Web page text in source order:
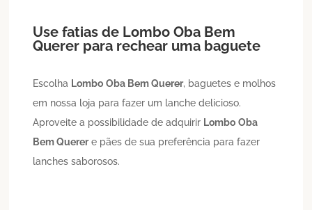
Use fatias de Lombo Oba Bem
Querer para rechear uma baguete
Escolha Lombo Oba Bem Querer, baguetes e molhos
em nossa loja para fazer um lanche delicioso.
Aproveite a possibilidade de adquirir Lombo Oba
Bem Querere pães de sua preferência para fazer
lanches saborosos.